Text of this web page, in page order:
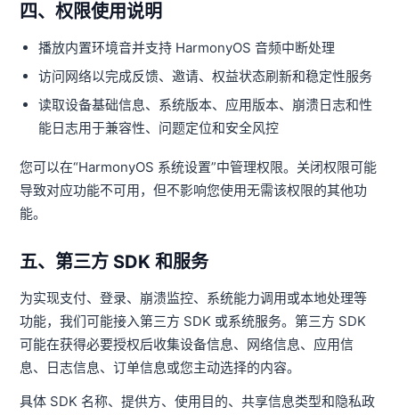
四、权限使用说明
播放内置环境音并支持 HarmonyOS 音频中断处理
访问网络以完成反馈、邀请、权益状态刷新和稳定性服务
读取设备基础信息、系统版本、应用版本、崩溃日志和性
能日志用于兼容性、问题定位和安全风控
您可以在“HarmonyOS 系统设置”中管理权限。关闭权限可能
导致对应功能不可用，但不影响您使用无需该权限的其他功
能。
五、第三方 SDK 和服务
为实现支付、登录、崩溃监控、系统能力调用或本地处理等
功能，我们可能接入第三方 SDK 或系统服务。第三方 SDK
可能在获得必要授权后收集设备信息、网络信息、应用信
息、日志信息、订单信息或您主动选择的内容。
具体 SDK 名称、提供方、使用目的、共享信息类型和隐私政